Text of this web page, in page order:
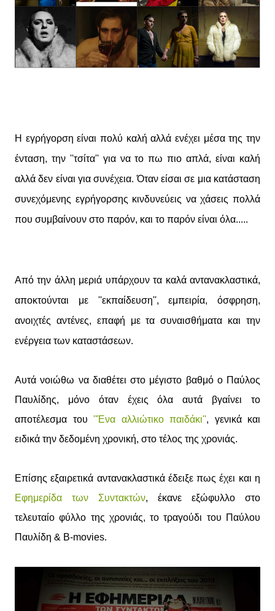
Η εγρήγορση είναι πολύ καλή αλλά ενέχει μέσα της την
ένταση, την ''τσίτα'' για να το πω πιο απλά, είναι καλή
αλλά δεν είναι για συνέχεια. Όταν είσαι σε μια κατάσταση
συνεχόμενης εγρήγορσης κινδυνεύεις να χάσεις πολλά
που συμβαίνουν στο παρόν, και το παρόν είναι όλα.....
Από την άλλη μεριά υπάρχουν τα καλά αντανακλαστικά,
αποκτούνται με ''εκπαίδευση'', εμπειρία, όσφρηση,
ανοιχτές αντένες, επαφή με τα συναισθήματα και την
ενέργεια των καταστάσεων.
Αυτά νοιώθω να διαθέτει στο μέγιστο βαθμό ο Παύλος
Παυλίδης, μόνο όταν έχεις όλα αυτά βγαίνει το
αποτέλεσμα του ''Ένα αλλιώτικο παιδάκι'', γενικά και
ειδικά την δεδομένη χρονική, στο τέλος της χρονιάς.
Επίσης εξαιρετικά αντανακλαστικά έδειξε πως έχει και η
Εφημερίδα των Συντακτών, έκανε εξώφυλλο στο
τελευταίο φύλλο της χρονιάς, το τραγούδι του Παύλου
Παυλίδη & B-movies.